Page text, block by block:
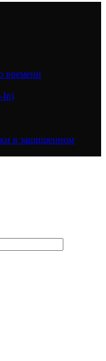
времени
In)
в защищенном